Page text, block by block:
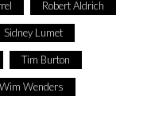
Robert Aldrich
Sidney Lumet
Tim Burton
Wim Wenders